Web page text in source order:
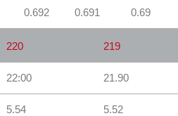
0.692 0.691 0.69
220 219
22:00 21.90
5.54 5.52